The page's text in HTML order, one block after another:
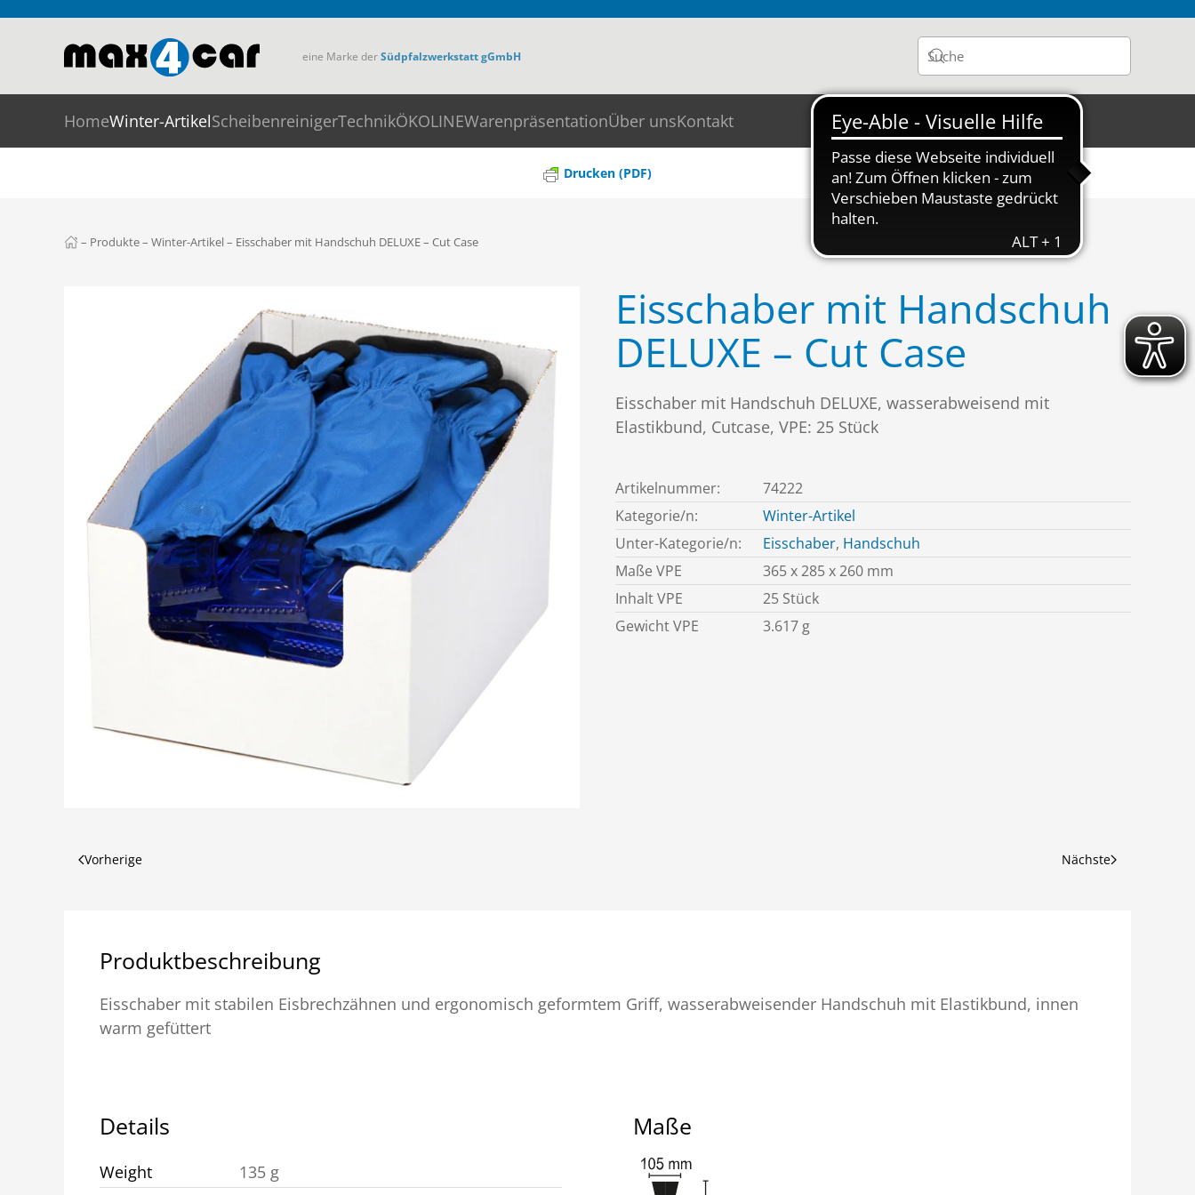
Skip to main content eine Marke derSüdpfalzwerkstatt gGmbH
HomeWinter-ArtikelScheibenreinigerTechnikÖKOLINEWarenpräsentationÜber unsKontakt
Drucken (PDF)
– Produkte– Winter-Artikel– Eisschaber mit Handschuh DELUXE – Cut Case
Eisschaber mit Handschuh
DELUXE – Cut Case
Eisschaber mit Handschuh DELUXE, wasserabweisend mit
Elastikbund, Cutcase, VPE: 25 Stück
Artikelnummer:
74222
Kategorie/n:
Winter-Artikel
Unter-Kategorie/n:
Eisschaber, Handschuh
Maße VPE
365 x 285 x 260 mm
Inhalt VPE
25 Stück
Gewicht VPE
3.617 g
Vorherige Nächste
Produktbeschreibung
Eisschaber mit stabilen Eisbrechzähnen und ergonomisch geformtem Griff, wasserabweisender Handschuh mit Elastikbund, innen
warm gefüttert
Details
Weight
135 g
Maße